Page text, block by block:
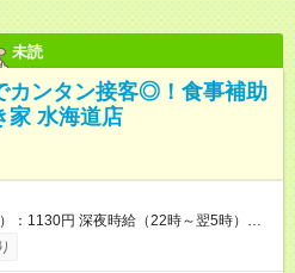
未読
カンタン接客◎！食事補助
家 水海道店
：1130円 深夜時給（22時～翌5時）：
（5：00-9：